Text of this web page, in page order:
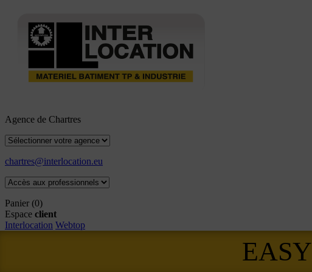
Agence de Chartres
chartres@interlocation.eu
Panier (0)
Espace client
Interlocation Webtop
EASY